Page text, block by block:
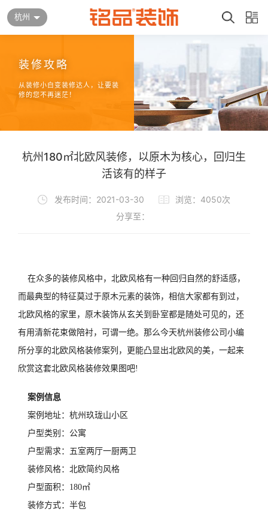
杭州
装修攻略
从装修小白变装修达人，让要装
修的您不再迷茫！
杭州180㎡北欧风装修，以原木为核心，回归生
活该有的样子
发布时间：2021-03-30
浏览：4050次
分享至：
在众多的装修风格中，北欧风格有一种回归自然的舒适感，
而最典型的特征莫过于原木元素的装饰，相信大家都有到过，
北欧风格的家里，原木装饰从玄关到卧室都是随处可见的，还
有用清新花束做陪衬，可谓一绝。那么今天杭州装修公司小编
所分享的北欧风格装修案列，更能凸显出北欧风的美，一起来
欣赏这套北欧风格装修效果图吧!
案例信息
案例地址：杭州玖珑山小区
户型类别：公寓
户型需求：五室两厅一厨两卫
装修风格：北欧简约风格
户型面积：180㎡
装修方式：半包